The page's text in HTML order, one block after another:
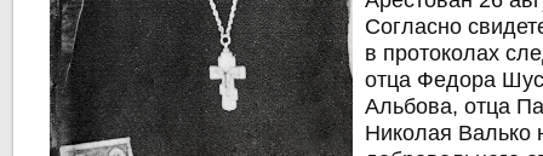
Согласно
в протоколах
отца Федора
Альбова, отца
Николая Валько